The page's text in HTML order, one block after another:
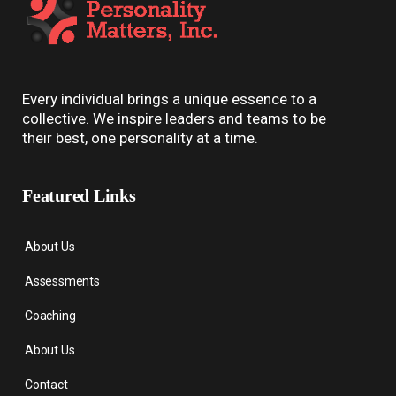
Every individual brings a unique essence to a
collective. We inspire leaders and teams to be
their best, one personality at a time.
Featured Links
About Us
Assessments
Coaching
About Us
Contact